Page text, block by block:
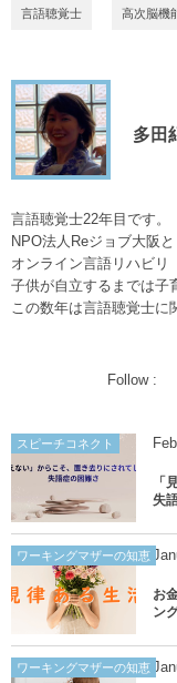
言語聴覚士 高次脳機
多田
言語聴覚士22年目です。
NPO法人Reジョブ大阪と
オンライン言語リハビリ
子供が自立するまでは子
この数年は言語聴覚士に
Follow :
スピーチコネクト
「
失
ワーキングマザーの知恵
お
ン
ワーキングマザーの知恵